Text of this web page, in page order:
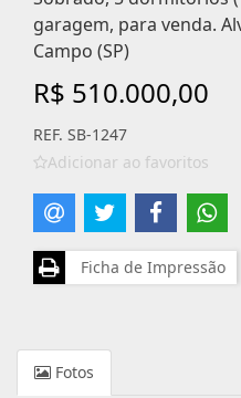
garagem, para venda.
Campo (SP)
R$ 510.000,00
REF. SB-1247
Adicionar ao favoritos
Ficha de Impressão
Fotos